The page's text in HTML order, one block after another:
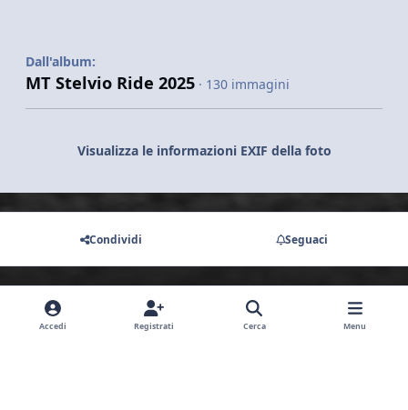
Dall'album:
MT Stelvio Ride 2025 · 130 immagini
Visualizza le informazioni EXIF della foto
Condividi Seguaci
Non ci sono commenti da visualizzare.
Accedi Registrati Cerca Menu